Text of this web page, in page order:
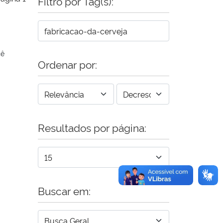
Ordenar por:
Resultados por página:
Buscar em: